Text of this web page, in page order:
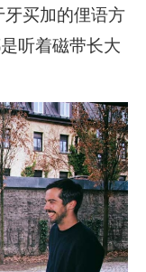
买加的俚语方
听着磁带长大